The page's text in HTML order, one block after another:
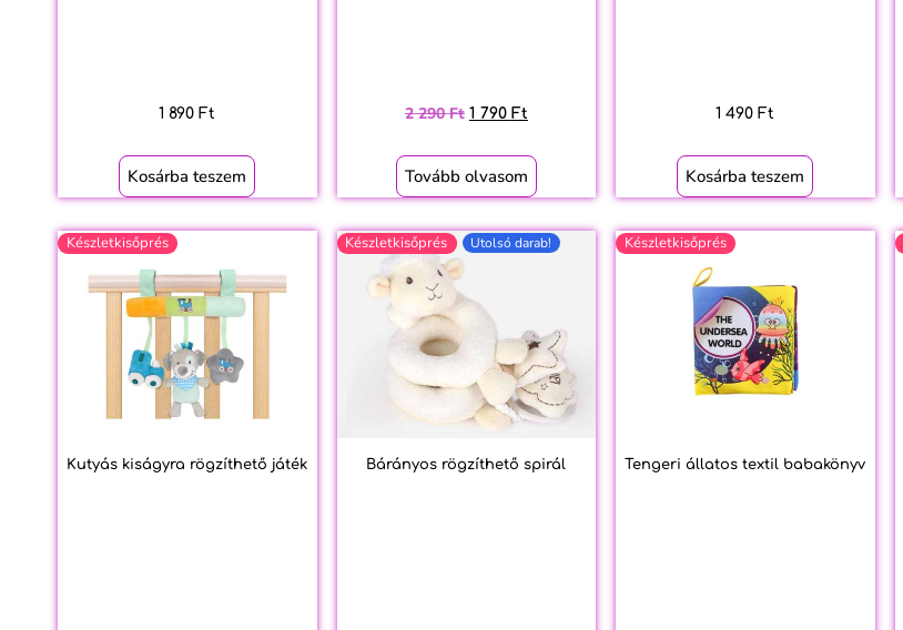
1 890 Ft
Kosárba teszem
2 290Ft 1 790 Ft
Tovább olvasom
1 490 Ft
Kosárba teszem
Készletkisőprés
Kutyás kiságyra rögzíthető játék
Készletkisőprés Utolsó darab!
Bárányos rögzíthető spirál
Készletkisőprés
Tengeri állatos textil babakönyv